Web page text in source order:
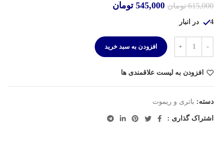
615,000 تومان 545,000 تومان
4 در انبار
افزودن به سبد خرید
افزودن به لیست علاقمندی ها
دسته: باتری و ریموت
اشتراک گذاری :